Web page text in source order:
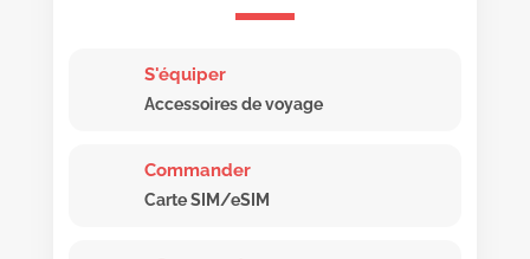
S'équiper
Accessoires de voyage
Commander
Carte SIM/eSIM